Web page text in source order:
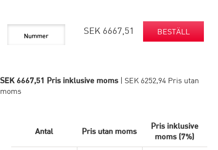
SEK 6667,51 BESTÄLL
SEK 6667,51 Pris inklusive moms | SEK 6252,94 Pris utan
moms
Antal Pris utan moms
Pris inklusive
moms (7%)